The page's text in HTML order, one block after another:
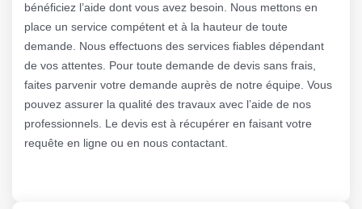
bénéficiez l’aide dont vous avez besoin. Nous mettons en
place un service compétent et à la hauteur de toute
demande. Nous effectuons des services fiables dépendant
de vos attentes. Pour toute demande de devis sans frais,
faites parvenir votre demande auprès de notre équipe. Vous
pouvez assurer la qualité des travaux avec l’aide de nos
professionnels. Le devis est à récupérer en faisant votre
requête en ligne ou en nous contactant.